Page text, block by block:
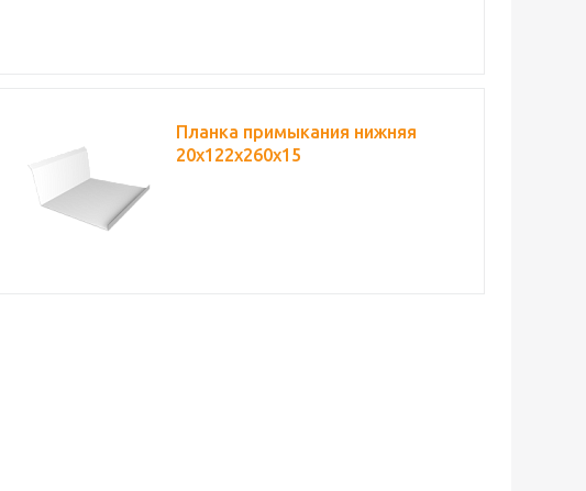
Планка примыкания нижняя
20х122х260х15